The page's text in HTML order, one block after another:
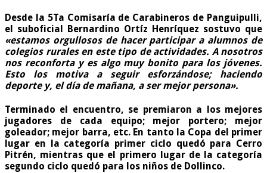
Desde la 5Ta Comisaría de Carabineros de Panguipulli,
el suboficial Bernardino Ortíz Henríquez sostuvo que
«estamos orgullosos de hacer participar a alumnos de
colegios rurales en este tipo de actividades. A nosotros
nos reconforta y es algo muy bonito para los jóvenes.
Esto los motiva a seguir esforzándose; haciendo
deporte y, el día de mañana, a ser mejor persona».
Terminado el encuentro, se premiaron a los mejores
jugadores de cada equipo; mejor portero; mejor
goleador; mejor barra, etc. En tanto la Copa del primer
lugar en la categoría primer ciclo quedó para Cerro
Pitrén, mientras que el primero lugar de la categoría
segundo ciclo quedó para los niños de Dollinco.